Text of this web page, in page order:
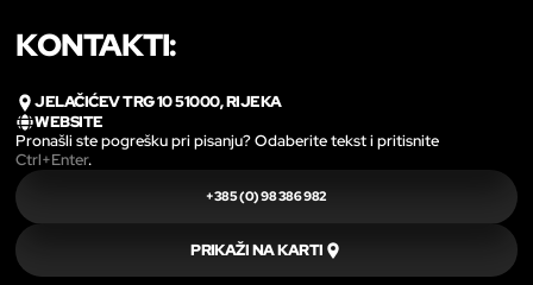
KONTAKTI:
JELAČIĆEV TRG 10 51000, RIJEKA
WEBSITE
Pronašli ste pogrešku pri pisanju? Odaberite tekst i pritisnite
Ctrl+Enter.
+385 (0) 98 386 982
PRIKAŽI NA KARTI